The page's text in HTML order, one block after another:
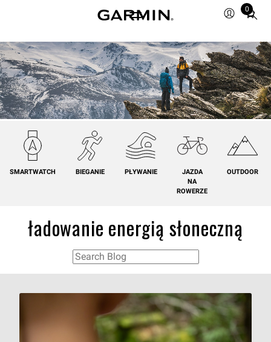
0
Total
in
cart:
0
SMARTWATCH BIEGANIE PŁYWANIE
JAZDA
NA
ROWERZE
OUTDOOR
ładowanie energią słoneczną